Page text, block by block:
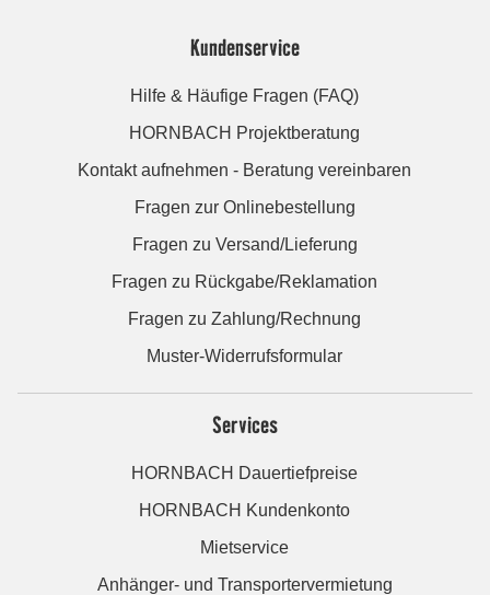
Kundenservice
Hilfe & Häufige Fragen (FAQ)
HORNBACH Projektberatung
Kontakt aufnehmen - Beratung vereinbaren
Fragen zur Onlinebestellung
Fragen zu Versand/Lieferung
Fragen zu Rückgabe/Reklamation
Fragen zu Zahlung/Rechnung
Muster-Widerrufsformular
Services
HORNBACH Dauertiefpreise
HORNBACH Kundenkonto
Mietservice
Anhänger- und Transportervermietung